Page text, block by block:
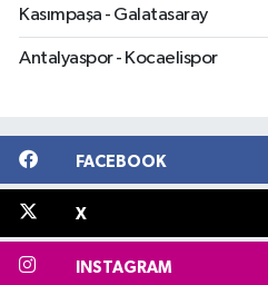
Kasımpaşa - Galatasaray
Antalyaspor - Kocaelispor
FACEBOOK
X
INSTAGRAM